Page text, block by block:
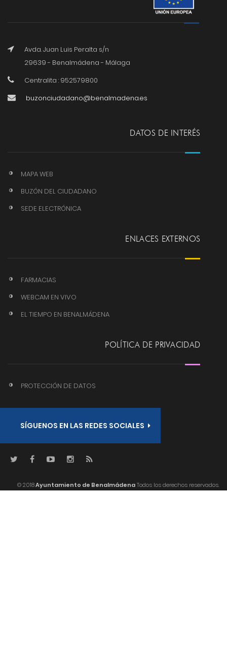
Avda. Juan Luis Peralta s/n
29639 - Benalmádena - Málaga
Centralita : 952579800
buzonciudadano@benalmadena.es
DATOS DE INTERÉS
MAPA WEB
BUZÓN DEL CIUDADANO
SEDE ELECTRÓNICA
ENLACES EXTERNOS
FARMACIAS
WEBCAM EN VIVO
EL TIEMPO EN BENALMÁDENA
POLÍTICA DE PRIVACIDAD
PROTECCIÓN DE DATOS
SÍGUENOS EN LAS REDES SOCIALES
© 2018Ayuntamiento de BenalmádenaTodos los derechos reservados.